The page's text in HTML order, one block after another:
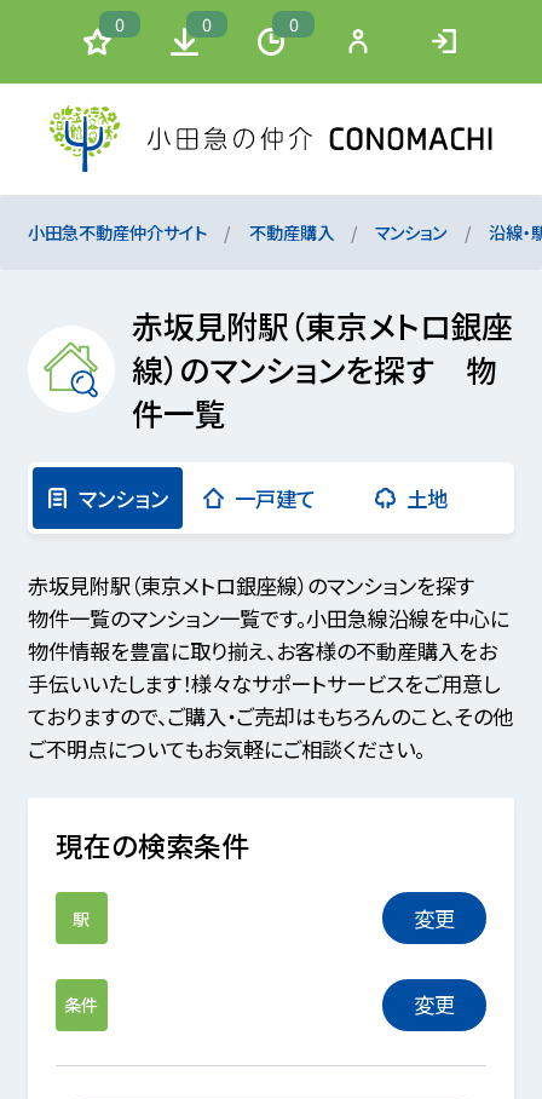
0 0 0
小田急不動産仲介サイト 不動産購入 マンション 沿線・
赤坂見附駅（東京メトロ銀座
線）のマンションを探す 物
件一覧
マンション 一戸建て 土地
赤坂見附駅（東京メトロ銀座線）のマンションを探す
物件一覧のマンション一覧です。小田急線沿線を中心に
物件情報を豊富に取り揃え、お客様の不動産購入をお
手伝いいたします！様々なサポートサービスをご用意し
ておりますので、ご購入・ご売却はもちろんのこと、その他
ご不明点についてもお気軽にご相談ください。
現在の検索条件
駅 変更
条件 変更